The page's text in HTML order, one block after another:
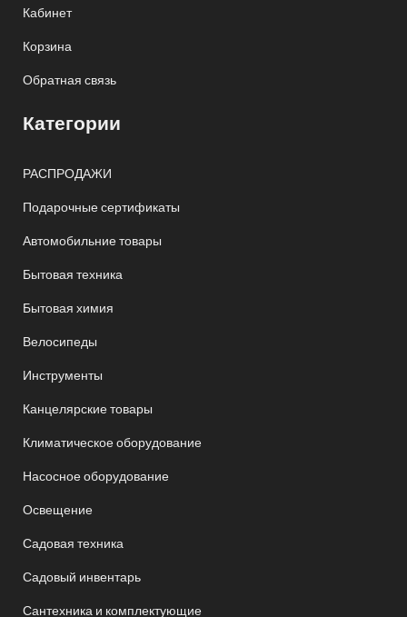
Кабинет
Корзина
Обратная связь
Категории
РАСПРОДАЖИ
Подарочные сертификаты
Автомобильние товары
Бытовая техника
Бытовая химия
Велосипеды
Инструменты
Канцелярские товары
Климатическое оборудование
Насосное оборудование
Освещение
Садовая техника
Садовый инвентарь
Сантехника и комплектующие